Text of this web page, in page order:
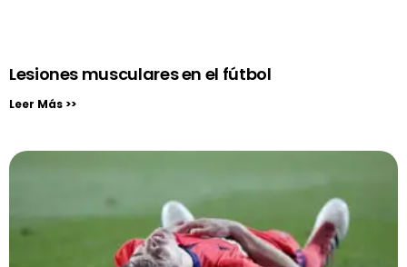
Lesiones musculares en el fútbol
Leer Más >>